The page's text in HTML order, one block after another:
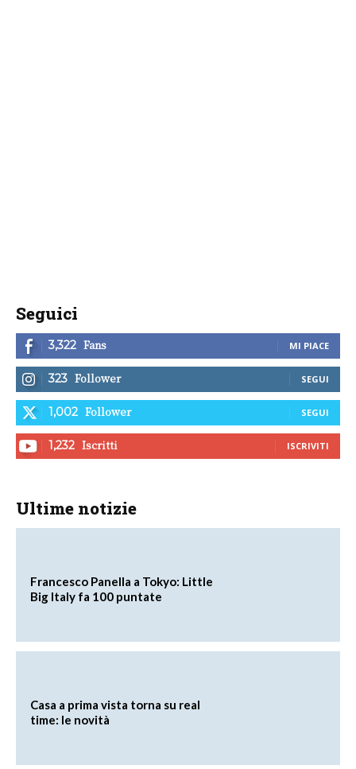
Seguici
3,322 Fans MI PIACE
323 Follower SEGUI
1,002 Follower SEGUI
1,232 Iscritti ISCRIVITI
Ultime notizie
Francesco Panella a Tokyo: Little
Big Italy fa 100 puntate
Casa a prima vista torna su real
time: le novità